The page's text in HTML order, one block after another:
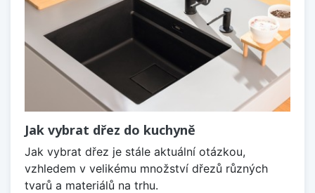
Jak vybrat dřez do kuchyně
Jak vybrat dřez je stále aktuální otázkou,
vzhledem v velikému množství dřezů různých
tvarů a materiálů na trhu.